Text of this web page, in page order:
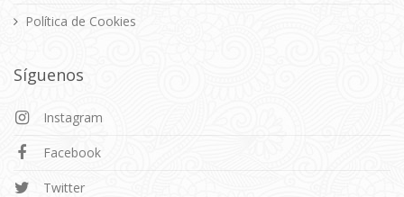
Política de Cookies
Síguenos
Instagram
Facebook
Twitter